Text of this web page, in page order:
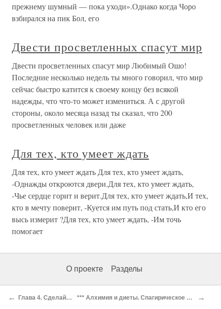
прежнему шумный — пока уходи».Однако когда Чоро
взбирался на пик Бол, его
Двести просветленных спасут мир
Двести просветленных спасут мир Любимый Ошо!
Последние несколько недель ты много говорил, что мир
сейчас быстро катится к своему концу без всякой
надежды, что что-то может измениться. А с другой
стороны, около месяца назад ты сказал, что 200
просветленных человек или даже
Для тех, кто умеет ждать
Для тех, кто умеет ждать Для тех, кто умеет ждать,
-Однажды откроются двери.Для тех, кто умеет ждать,
-Чье сердце горит и верит.Для тех, кто умеет ждать,И тех,
кто в мечту поверит, -Куется им путь под стать,И кто его
высь измерит ?Для тех, кто умеет ждать, -Им точь
помогает
О проекте Разделы
← Глава 4. Сделай Себя Сам *** Алхимия и диеты. Спагирическое приготовление пищи →